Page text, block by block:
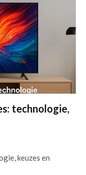
technologie,
keuzes en